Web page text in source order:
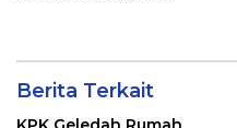
Berita Terkait